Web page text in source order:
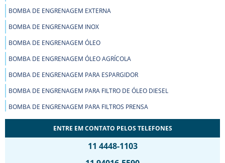
BOMBA DE ENGRENAGEM EXTERNA
BOMBA DE ENGRENAGEM INOX
BOMBA DE ENGRENAGEM ÓLEO
BOMBA DE ENGRENAGEM ÓLEO AGRÍCOLA
BOMBA DE ENGRENAGEM PARA ESPARGIDOR
BOMBA DE ENGRENAGEM PARA FILTRO DE ÓLEO DIESEL
BOMBA DE ENGRENAGEM PARA FILTROS PRENSA
BOMBA DE ENGRENAGEM PARA PRODUTOS VISCOSOS
ENTRE EM CONTATO PELOS TELEFONES
11 4448-1103